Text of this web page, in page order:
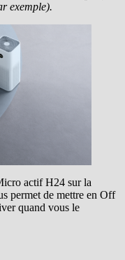
exemple).
actif H24 sur la
permet de mettre en Off
quand vous le